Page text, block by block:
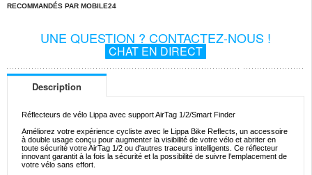
RECOMMANDÉS PAR MOBILE24
UNE QUESTION ? CONTACTEZ-NOUS !
CHAT EN DIRECT
Description
Réflecteurs de vélo Lippa avec support AirTag 1/2/Smart Finder
Améliorez votre expérience cycliste avec le Lippa Bike Reflects, un accessoire
à double usage conçu pour augmenter la visibilité de votre vélo et abriter en
toute sécurité votre AirTag 1/2 ou d'autres traceurs intelligents. Ce réflecteur
innovant garantit à la fois la sécurité et la possibilité de suivre l'emplacement de
votre vélo sans effort.